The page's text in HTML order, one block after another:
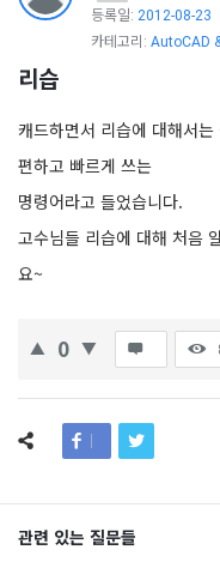
중
심
등록일: 2012-08-23
카테고리: AutoCAD
리습
캐드하면서 리습에 대해서
편하고 빠르게 쓰는
명령어라고 들었습니다.
고수님들 리습에 대해 처음
요~
0
관련 있는 질문들